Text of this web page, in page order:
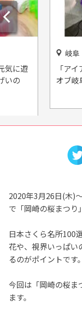
気に遊
いの
岐阜
「ア
オブ岐
2020年3月26日(木)
で「岡崎の桜まつり
日本さくら名所100
花や、視界いっぱい
るのがポイントです。
今回は「岡崎の桜ま
ます。